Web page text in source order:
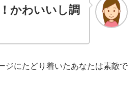
かわいいし調
ジにたどり着いたあなたは素敵で